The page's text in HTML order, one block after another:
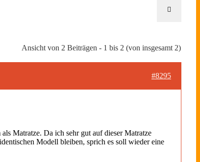
Ansicht von 2 Beiträgen - 1 bis 2 (von insgesamt 2)
#8295
Matratze. Da ich sehr gut auf dieser Matratze
Modell bleiben, sprich es soll wieder eine